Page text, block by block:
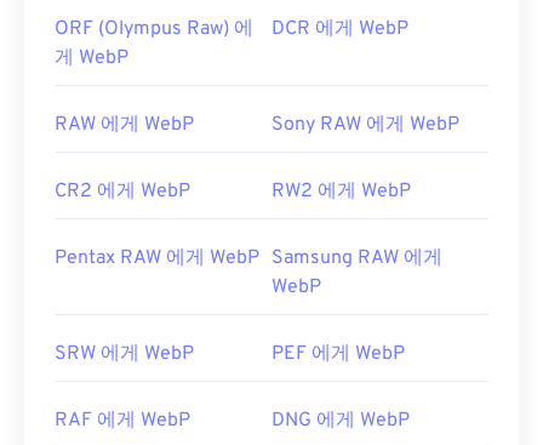
ORF (Olympus Raw) 에
게 WebP
DCR 에게 WebP
RAW 에게 WebP Sony RAW 에게 WebP
CR2 에게 WebP RW2 에게 WebP
Pentax RAW 에게 WebP Samsung RAW 에게
WebP
SRW 에게 WebP PEF 에게 WebP
RAF 에게 WebP DNG 에게 WebP